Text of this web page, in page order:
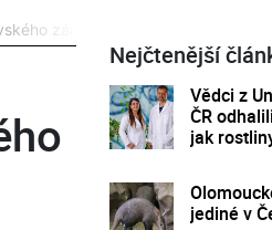
zámku
Nejčtenější
Vědci z
ČR
jak
jediné v